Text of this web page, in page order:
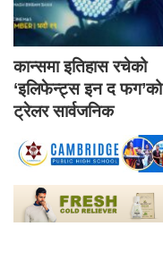
कान्समा इतिहास रचेको
‘इलिफेन्ट्स इन द फग’को
ट्रेलर सार्वजनिक